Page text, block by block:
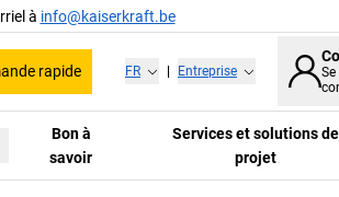
à info@kaiserkraft.be
rapide FR Entreprise
Se
Bon à
savoir
Services et solutions de
projet